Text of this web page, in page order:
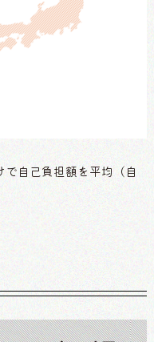
自己負担額を平均（自